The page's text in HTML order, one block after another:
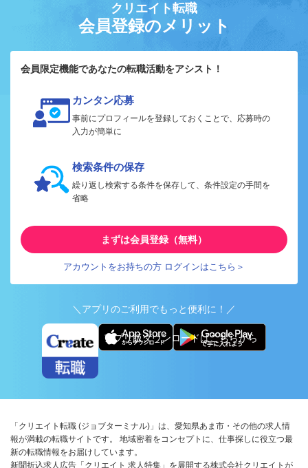
クリエイト転職
会員登録のメリット
会員限定機能であなたの転職活動をアシスト！
カンタン応募
事前にプロフィールを登録しておくことで、応募時の
入力が簡単に
検索条件の保存
繰り返し検索する条件を保存して、条件設定の手間を
省略
まずは会員登録（無料）
アカウントをお持ちの方 ログインはこちら＞
＼アプリのご利用でもっと便利に！／
アプリ版ダウンロードはこちらから
「クリエイト転職 (ジョブターミナル)」は、愛知県あま市・その他の求人情
報が満載の転職サイトです。 地域密着をコンセプトに、仕事探しに役立つ最
新の転職情報をお届けしています。
新聞折込求人広告「クリエイト 求人特集」を展開する株式会社クリエイトが